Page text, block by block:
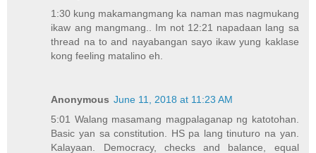
1:30 kung makamangmang ka naman mas nagmukang
ikaw ang mangmang.. Im not 12:21 napadaan lang sa
thread na to and nayabangan sayo ikaw yung kaklase
kong feeling matalino eh.
Anonymous June 11, 2018 at 11:23 AM
5:01 Walang masamang magpalaganap ng katotohan.
Basic yan sa constitution. HS pa lang tinuturo na yan.
Kalayaan. Democracy, checks and balance, equal